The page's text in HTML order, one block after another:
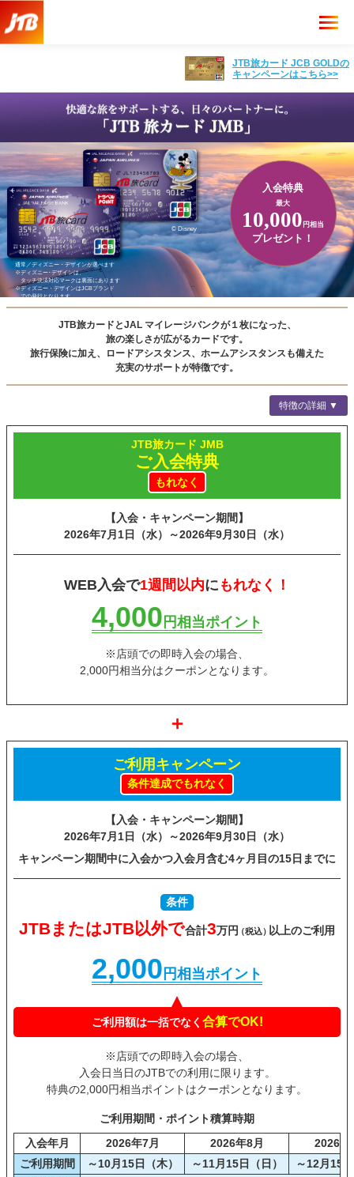
JTB旅カード JCB GOLDの
キャンペーンはこちら>>
通常／ディズニー・デザインが選べます
※ディズニー･デザインは、
タッチ決済対応マークは裏面にあります
※ディズニー・デザインはJCBブランド
での発行となります。
© Disney
入会特典
最大
10,000 円相当
プレゼント！
JTB旅カードとJAL マイレージバンクが１枚になった、
旅の楽しさが広がるカードです。
旅行保険に加え、ロードアシスタンス、 ホームアシスタンスも備えた
充実のサポートが特徴です。
特徴の詳細 ▼
JTB旅カード JMB
ご入会特典
もれなく
【入会・キャンペーン期間】
2026年7月1日（水）～2026年9月30日（水）
WEB入会で1週間以内に もれなく！
4,000 円相当ポイント
※店頭での即時入会の場合、
2,000円相当分はクーポンとなります。
＋
ご利用キャンペーン
条件達成でもれなく
【入会・キャンペーン期間】
2026年7月1日（水）～2026年9月30日（水）
キャンペーン期間中に入会かつ入会月含む4ヶ月目の15日までに
条件
JTBまたはJTB以外で合計3万円（税込） 以上のご利用
2,000 円相当ポイント
ご利用額は一括でなく 合算でOK!
※店頭での即時入会の場合、
入会日当日のJTBでの利用に限ります。
特典の2,000円相当ポイントはクーポンとなります。
ご利用期間・ポイント積算時期
入会年月
2026年7月 2026年8月
2026年
ご利用期間
～10月15日（木） ～11月15日（日）
～12月15